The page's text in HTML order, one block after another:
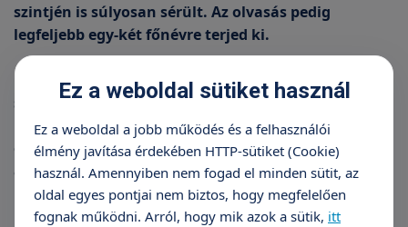
szintjén is súlyosan sérült. Az olvasás pedig
legfeljebb egy-két főnévre terjed ki.
Kevert afázia esetén szintén súlyosan sérült a
spontán beszéd, néhány szóra és
mondatkezdeményre viszont képes az érintett,
egyszerűbb példamondatokat segítséggel tud
alkotni. A beszéd tartalmát rosszul vagy
mérsékelten lehet megérteni, szótévesztéseket és
hangtorzításokat észlelhetünk. A beszédértés a
Ez a weboldal sütiket használ
Ez a weboldal a jobb működés és a felhasználói
élmény javítása érdekében HTTP-sütiket (Cookie)
használ. Amennyiben nem fogad el minden sütit, az
oldal egyes pontjai nem biztos, hogy megfelelően
fognak működni. Arról, hogy mik azok a sütik, itt